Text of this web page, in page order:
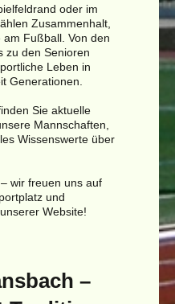
oder im
Zusammenhalt,
Fußball. Von den
zu den Senioren
Leben in
Generationen.
Sie aktuelle
Mannschaften,
Wissenswerte über
wir freuen uns auf
und
Website!
–